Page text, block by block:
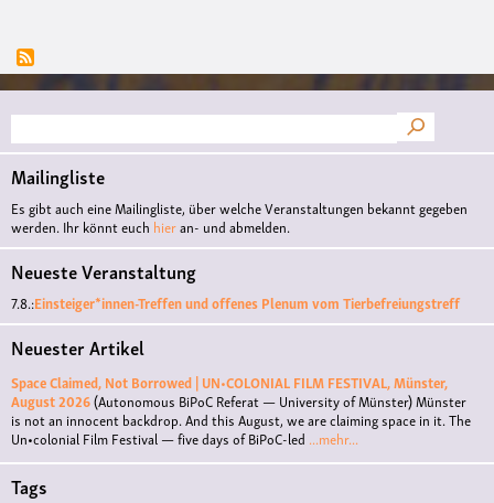
Suche
Mailingliste
Es gibt auch eine Mailingliste, über welche Veranstaltungen bekannt gegeben
werden. Ihr könnt euch hieran- und abmelden.
Neueste Veranstaltung
7.8.:Einsteiger*innen-Treffen und offenes Plenum vom Tierbefreiungstreff
Neuester Artikel
Space Claimed, Not Borrowed | UN•COLONIAL FILM FESTIVAL, Münster,
August 2026(Autonomous BiPoC Referat — University of Münster)Münster
is not an innocent backdrop. And this August, we are claiming space in it. The
Un•colonial Film Festival — five days of BiPoC-led ...mehr...
Tags